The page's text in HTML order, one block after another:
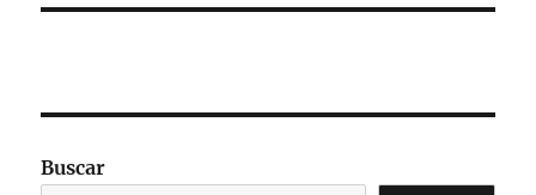
Buscar